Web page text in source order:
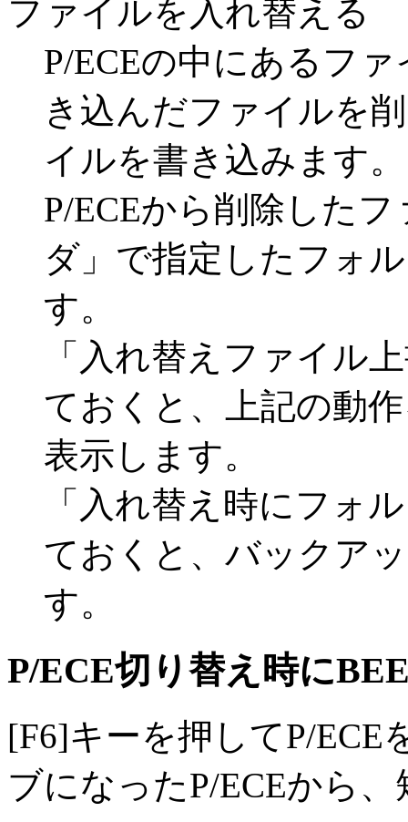
ファイルを入れ替える
P/ECEの中にあるフ
き込んだファイルを
イルを書き込みます。
P/ECEから削除した
ダ」で指定したフォ
す。
「入れ替えファイル
ておくと、上記の動
表示します。
「入れ替え時にフォ
ておくと、バックア
す。
P/ECE切り替え時に
[F6]キーを押してP/ECE
ブになったP/ECEから